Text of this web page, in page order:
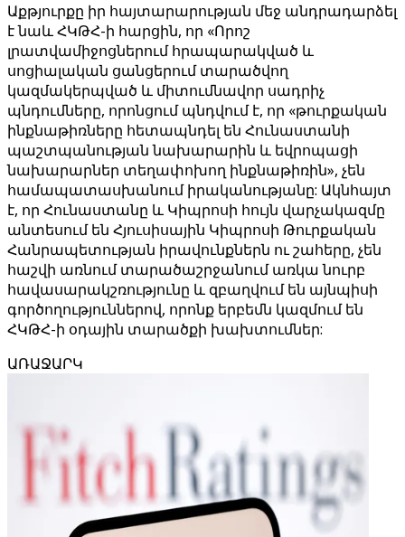
Աքթյուրքը իր հայտարարության մեջ անդրադարձել
է նաև ՀԿԹՀ-ի հարցին, որ «Որոշ
լրատվամիջոցներում հրապարակված և
սոցիալական ցանցերում տարածվող
կազմակերպված և միտումնավոր սադրիչ
պնդումները, որոնցում պնդվում է, որ «թուրքական
ինքնաթիռները հետապնդել են Հունաստանի
պաշտպանության նախարարին և եվրոպացի
նախարարներ տեղափոխող ինքնաթիռին», չեն
համապատասխանում իրականությանը: Ակնհայտ
է, որ Հունաստանը և Կիպրոսի հույն վարչակազմը
անտեսում են Հյուսիսային Կիպրոսի Թուրքական
Հանրապետության իրավունքներն ու շահերը, չեն
հաշվի առնում տարածաշրջանում առկա նուրբ
հավասարակշռությունը և զբաղվում են այնպիսի
գործողություններով, որոնք երբեմն կազմում են
ՀԿԹՀ-ի օդային տարածքի խախտումներ:
ԱՌԱՋԱՐԿ